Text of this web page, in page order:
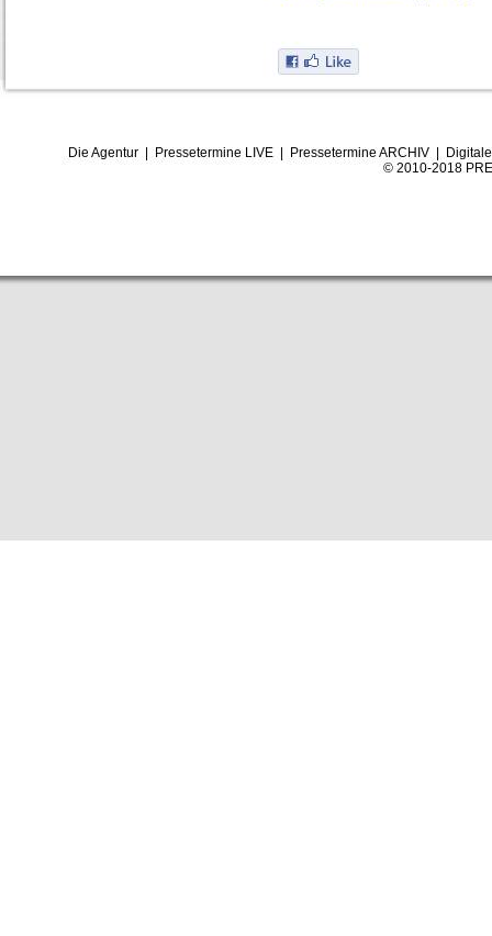
Die Agentur| Pressetermine LIVE| Pressetermine ARCHIV|
© 2010-2018